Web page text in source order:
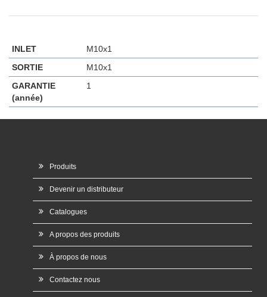
INLET
M10x1
SORTIE
M10x1
GARANTIE
(année)
1
Produits
Devenir un distributeur
Catalogues
A propos des produits
À propos de nous
Contactez nous